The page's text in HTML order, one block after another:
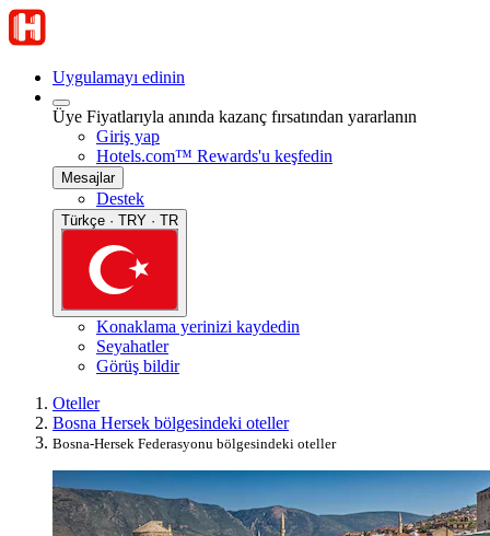
Uygulamayı edinin
Üye Fiyatlarıyla anında kazanç fırsatından yararlanın
Giriş yap
Hotels.com™ Rewards'u keşfedin
Mesajlar
Destek
Türkçe · TRY · TR
Konaklama yerinizi kaydedin
Seyahatler
Görüş bildir
Oteller
Bosna Hersek bölgesindeki oteller
Bosna-Hersek Federasyonu bölgesindeki oteller